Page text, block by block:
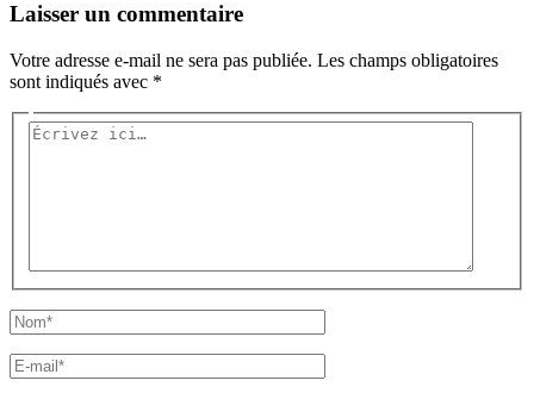
Laisser un commentaire
Votre adresse e-mail ne sera pas publiée. Les champs obligatoires
sont indiqués avec *
Écrivez
Nom*
E-
mail*